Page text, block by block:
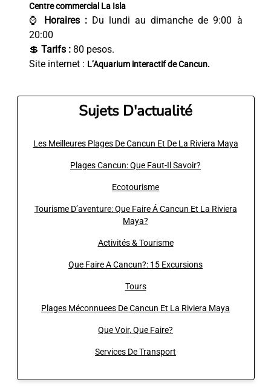
Centre commercial La Isla
⌚ Horaires :Du lundi au dimanche de 9:00 à
20:00
💲 Tarifs :80 pesos.
Site internet : L’Aquarium interactif de Cancun.
Sujets D'actualité
Les Meilleures Plages De Cancun Et De La Riviera Maya
Plages Cancun: Que Faut-Il Savoir?
Ecotourisme
Tourisme D’aventure: Que Faire Á Cancun Et La Riviera
Maya?
Activités & Tourisme
Que Faire A Cancun?: 15 Excursions
Tours
Plages Méconnuees De Cancun Et La Riviera Maya
Que Voir, Que Faire?
Services De Transport